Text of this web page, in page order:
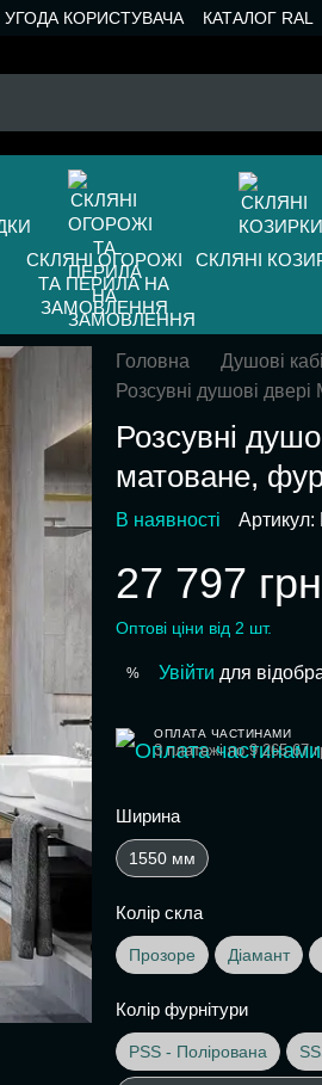
УГОДА КОРИСТУВАЧА КАТАЛОГ RAL
СКЛЯНІ ОГОРОЖІ
ТА ПЕРИЛА НА
ЗАМОВЛЕННЯ
СКЛЯНІ
Головна Душові
Розсувні душові двері
Розсувні
матоване,
В наявності Артикул:
27 797
Оптові ціни від 2 шт.
% Увійти для
ОПЛАТА ЧАСТИНАМИ
3 платежі по 9 265.67
Ширина
1550 мм
Колір скла
Прозоре Діамант
Колір фурнітури
PSS - Полірована